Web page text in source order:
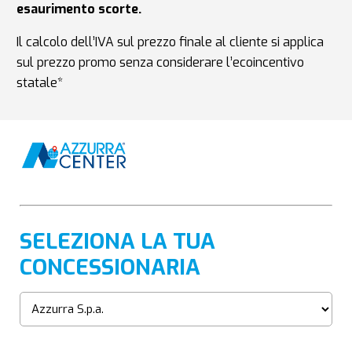
esaurimento scorte.
Il calcolo dell’IVA sul prezzo finale al cliente si applica
sul prezzo promo senza considerare l’ecoincentivo
statale*
SELEZIONA LA TUA
CONCESSIONARIA